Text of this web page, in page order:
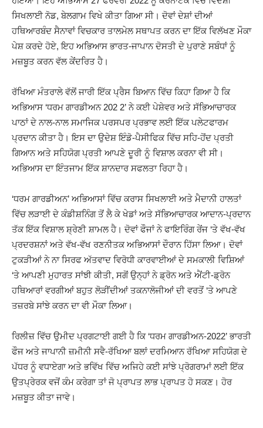
ਸਿਖਲਾਈ ਨੋਡ, ਬੇਲਗਾਮ ਵਿਖੇ ਕੀਤਾ ਗਿਆ ਸੀ। ਦੋਵਾਂ ਦੇਸ਼ਾਂ ਦੀਆਂ
ਹਥਿਆਰਬੰਦ ਸੈਨਾਵਾਂ ਵਿਚਕਾਰ ਤਾਲਮੇਲ ਸਥਾਪਤ ਕਰਨ ਦਾ ਇੱਕ ਵਿਲੱਖਣ ਮੌਕਾ
ਪੇਸ਼ ਕਰਦੇ ਹੋਏ, ਇਹ ਅਭਿਆਸ ਭਾਰਤ-ਜਾਪਾਨ ਦੋਸਤੀ ਦੇ ਪੁਰਾਣੇ ਸਬੰਧਾਂ ਨੂੰ
ਮਜ਼ਬੂਤ ਕਰਨ ਵੱਲ ਕੇਂਦਰਿਤ ਹੈ।
ਰੱਖਿਆ ਮੰਤਰਾਲੇ ਵੱਲੋਂ ਜਾਰੀ ਇੱਕ ਪ੍ਰੈਸ ਬਿਆਨ ਵਿੱਚ ਕਿਹਾ ਗਿਆ ਹੈ ਕਿ
ਅਭਿਆਸ ‘ਧਰਮ ਗਾਰਡੀਅਨ 202 2’ ਨੇ ਕਈ ਪੇਸ਼ੇਵਰ ਅਤੇ ਸੱਭਿਆਚਾਰਕ
ਪਾਠਾਂ ਦੇ ਨਾਲ-ਨਾਲ ਸਮਾਜਿਕ ਪਰਸਪਰ ਪ੍ਰਭਾਵ ਲਈ ਇੱਕ ਪਲੇਟਫਾਰਮ
ਪ੍ਰਦਾਨ ਕੀਤਾ ਹੈ। ਇਸ ਦਾ ਉਦੇਸ਼ ਇੰਡੋ-ਪੈਸੀਫਿਕ ਵਿੱਚ ਸਹਿ-ਹੋਂਦ ਪ੍ਰਤੀ
ਗਿਆਨ ਅਤੇ ਸਹਿਯੋਗ ਪ੍ਰਤੀ ਆਪਣੇ ਦੂਰੀ ਨੂੰ ਵਿਸ਼ਾਲ ਕਰਨਾ ਵੀ ਸੀ।
ਅਭਿਆਸ ਦਾ ਇੰਤਜਾਮ ਇੱਕ ਸ਼ਾਨਦਾਰ ਸਫਲਤਾ ਰਿਹਾ ਹੈ।
‘ਧਰਮ ਗਾਰਡੀਅਨ’ ਅਭਿਆਸਾਂ ਵਿੱਚ ਕਰਾਸ ਸਿਖਲਾਈ ਅਤੇ ਮੈਦਾਨੀ ਹਾਲਤਾਂ
ਵਿੱਚ ਲੜਾਈ ਦੇ ਕੰਡੀਸ਼ਨਿੰਗ ਤੋਂ ਲੈ ਕੇ ਖੇਡਾਂ ਅਤੇ ਸੱਭਿਆਚਾਰਕ ਆਦਾਨ-ਪ੍ਰਦਾਨ
ਤੱਕ ਇੱਕ ਵਿਸ਼ਾਲ ਸ਼੍ਰੇਣੀ ਸ਼ਾਮਲ ਹੈ। ਦੋਵਾਂ ਫੌਜਾਂ ਨੇ ਫਾਇਰਿੰਗ ਰੇਂਜ ‘ਤੇ ਵੱਖ-ਵੱਖ
ਪ੍ਰਦਰਸ਼ਨਾਂ ਅਤੇ ਵੱਖ-ਵੱਖ ਰਣਨੀਤਕ ਅਭਿਆਸਾਂ ਦੌਰਾਨ ਹਿੱਸਾ ਲਿਆ। ਦੋਵਾਂ
ਟੁਕੜੀਆਂ ਨੇ ਨਾ ਸਿਰਫ ਅੱਤਵਾਦ ਵਿਰੋਧੀ ਕਾਰਵਾਈਆਂ ਦੇ ਸਮਕਾਲੀ ਵਿਸ਼ਿਆਂ
‘ਤੇ ਆਪਣੀ ਮੁਹਾਰਤ ਸਾਂਝੀ ਕੀਤੀ, ਸਗੋਂ ਉਨ੍ਹਾਂ ਨੇ ਡ੍ਰੋਨ ਅਤੇ ਐਂਟੀ-ਡ੍ਰੋਨ
ਹਥਿਆਰਾਂ ਵਰਗੀਆਂ ਬਹੁਤ ਲੋੜੀਂਦੀਆਂ ਤਕਨਾਲੋਜੀਆਂ ਦੀ ਵਰਤੋਂ ‘ਤੇ ਆਪਣੇ
ਤਜ਼ਰਬੇ ਸਾਂਝੇ ਕਰਨ ਦਾ ਵੀ ਮੌਕਾ ਲਿਆ।
ਰਿਲੀਜ਼ ਵਿੱਚ ਉਮੀਦ ਪ੍ਰਗਟਾਈ ਗਈ ਹੈ ਕਿ ‘ਧਰਮ ਗਾਰਡੀਅਨ-2022’ ਭਾਰਤੀ
ਫੌਜ ਅਤੇ ਜਾਪਾਨੀ ਜ਼ਮੀਨੀ ਸਵੈ-ਰੱਖਿਆ ਬਲਾਂ ਦਰਮਿਆਨ ਰੱਖਿਆ ਸਹਿਯੋਗ ਦੇ
ਪੱਧਰ ਨੂੰ ਵਧਾਏਗਾ ਅਤੇ ਭਵਿੱਖ ਵਿੱਚ ਅਜਿਹੇ ਕਈ ਸਾਂਝੇ ਪ੍ਰੋਗਰਾਮਾਂ ਲਈ ਇੱਕ
ਉਤਪ੍ਰੇਰਕ ਵਜੋਂ ਕੰਮ ਕਰੇਗਾ ਤਾਂ ਜੋ ਪ੍ਰਾਪਤ ਲਾਭ ਪ੍ਰਾਪਤ ਹੋ ਸਕਣ। ਹੋਰ
ਮਜ਼ਬੂਤ ਕੀਤਾ ਜਾਵੇ।